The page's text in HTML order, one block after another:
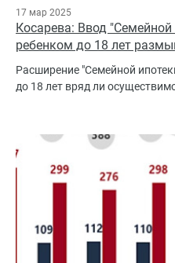
17 мар 2025
Косарева: Ввод
ребенком до 18 лет
Расширение "Семейной
до 18 лет вряд ли